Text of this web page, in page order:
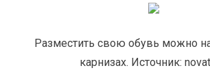
Разместить свою обувь можно
карнизах. Источник: